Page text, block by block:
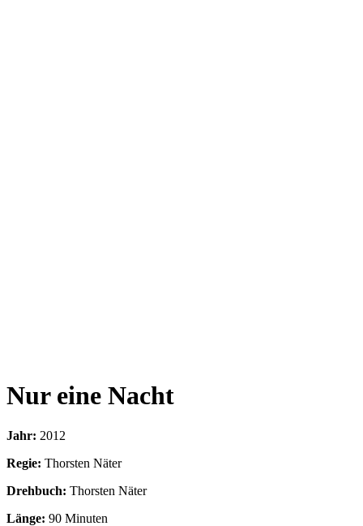
Nur eine Nacht
Jahr: 2012
Regie: Thorsten Näter
Drehbuch: Thorsten Näter
Länge: 90 Minuten